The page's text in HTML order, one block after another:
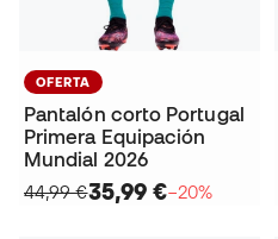
OFERTA
Pantalón corto Portugal
Primera Equipación
Mundial 2026
44,99 €35,99 €−20%